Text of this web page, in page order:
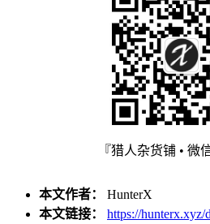
『猎人杂货铺 • 微
本文作者： HunterX
本文链接：
https://hunterx.xyz/